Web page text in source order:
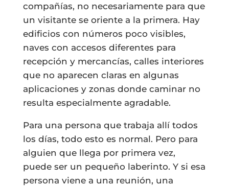
compañías, no necesariamente para que
un visitante se oriente a la primera. Hay
edificios con números poco visibles,
naves con accesos diferentes para
recepción y mercancías, calles interiores
que no aparecen claras en algunas
aplicaciones y zonas donde caminar no
resulta especialmente agradable.
Para una persona que trabaja allí todos
los días, todo esto es normal. Pero para
alguien que llega por primera vez,
puede ser un pequeño laberinto. Y si esa
persona viene a una reunión, una